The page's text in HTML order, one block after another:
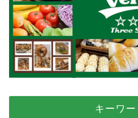
キーワ